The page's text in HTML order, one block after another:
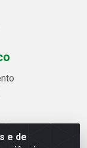
e de
2521 -